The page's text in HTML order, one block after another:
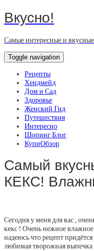
Вкусно!
Самые интересные и
Toggle navigation
Рецепты
Хендмейд
Дом и Сад
Здоровье
Женский Гид
Путешествия
Интересно
Шопинг Блог
КупиОбзор
Самый
КЕКС!
Сегодня у меня для вас ,
кекс ! Очень нежное
надеюсь что рецепт
любимая творожная